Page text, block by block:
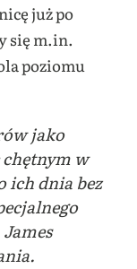
już po
się m.in.
poziomu
jako
w
ich dnia bez